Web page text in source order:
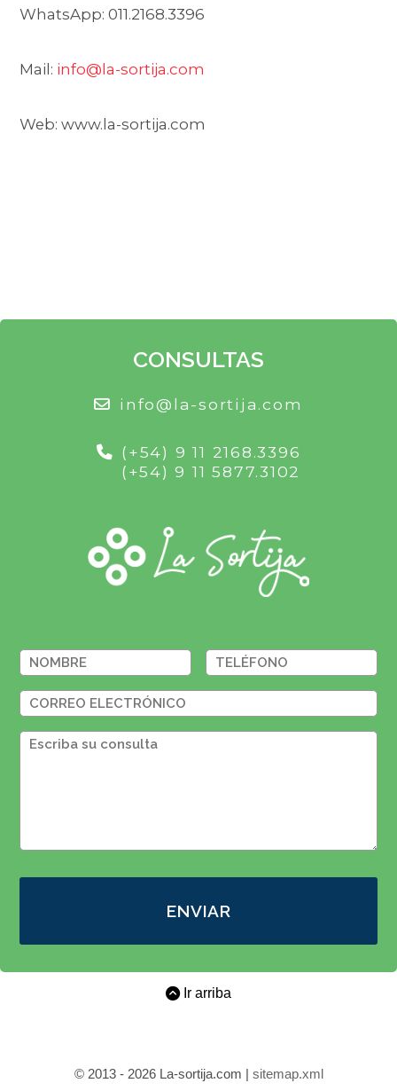
WhatsApp: 011.2168.3396
Mail: info@la-sortija.com
Web: www.la-sortija.com
CONSULTAS
info@la-sortija.com
(+54) 9 11 2168.3396
(+54) 9 11 5877.3102
ENVIAR
Ir arriba
© 2013 - 2026 La-sortija.com | sitemap.xml